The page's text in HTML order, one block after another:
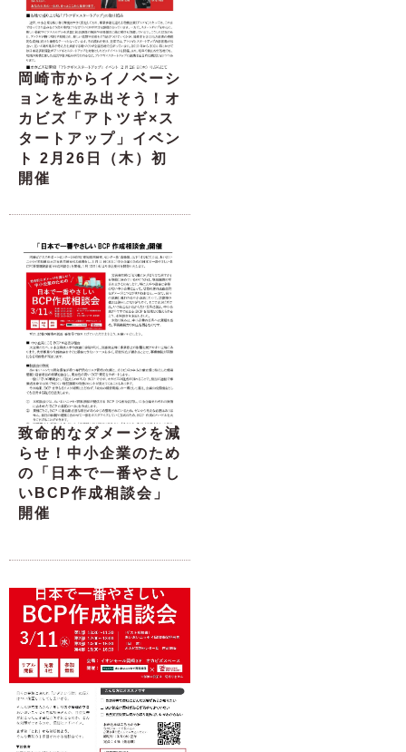
岡崎市からイノベーシ
ョンを生み出そう！オ
カビズ「アトツギ×ス
タートアップ」イベン
ト 2月26日（木）初
開催
致命的なダメージを減
らせ！中小企業のため
の「日本で一番やさし
いBCP作成相談会」
開催